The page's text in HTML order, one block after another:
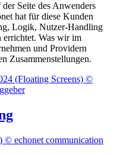
Seite des Anwenders
hat für diese Kunden
Logik, Nutzer-Handling
errichtet. Was wir im
und Providern
Zusammenstellungen.